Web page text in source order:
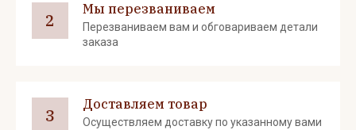
2
Мы перезваниваем
Перезваниваем вам и обговариваем детали
заказа
3
Доставляем товар
Осуществляем доставку по указанному вами